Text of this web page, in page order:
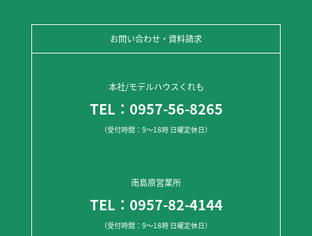
お問い合わせ・資料請求
本社/モデルハウスくれも
TEL：0957-56-8265
（受付時間：9～18時 日曜定休日）
南島原営業所
TEL：0957-82-4144
（受付時間：9～18時 日曜定休日）